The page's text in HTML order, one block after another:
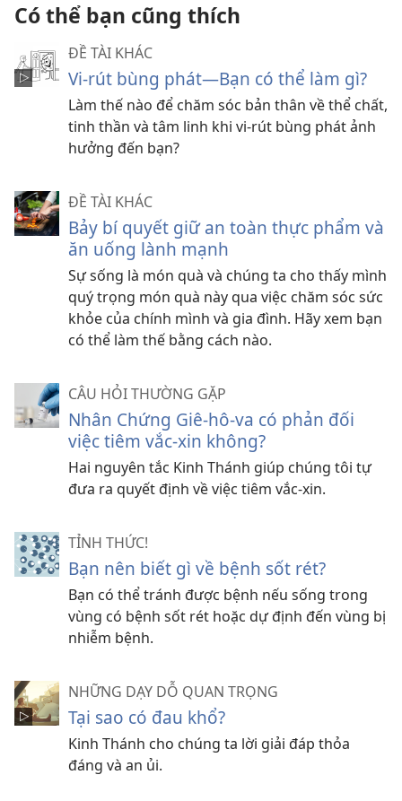
Có thể bạn cũng thích
ĐỀ TÀI KHÁC
Vi-rút bùng phát—Bạn có thể làm gì?
Làm thế nào để chăm sóc bản thân về thể chất,
tinh thần và tâm linh khi vi-rút bùng phát ảnh
hưởng đến bạn?
ĐỀ TÀI KHÁC
Bảy bí quyết giữ an toàn thực phẩm và
ăn uống lành mạnh
Sự sống là món quà và chúng ta cho thấy mình
quý trọng món quà này qua việc chăm sóc sức
khỏe của chính mình và gia đình. Hãy xem bạn
có thể làm thế bằng cách nào.
CÂU HỎI THƯỜNG GẶP
Nhân Chứng Giê-hô-va có phản đối
việc tiêm vắc-xin không?
Hai nguyên tắc Kinh Thánh giúp chúng tôi tự
đưa ra quyết định về việc tiêm vắc-xin.
TỈNH THỨC!
Bạn nên biết gì về bệnh sốt rét?
Bạn có thể tránh được bệnh nếu sống trong
vùng có bệnh sốt rét hoặc dự định đến vùng bị
nhiễm bệnh.
NHỮNG DẠY DỖ QUAN TRỌNG
Tại sao có đau khổ?
Kinh Thánh cho chúng ta lời giải đáp thỏa
đáng và an ủi.